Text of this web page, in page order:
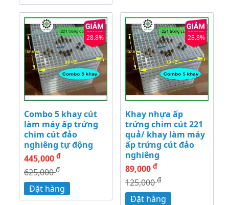
28.8%
Combo 5 khay cút
làm máy ấp trứng
chim cút đảo
nghiêng tự động
445,000 đ
625,000đ
Đặt hàng
28.8%
Khay nhựa ấp
trứng chim cút 221
quả/ khay làm máy
ấp trứng cút đảo
nghiêng
89,000 đ
125,000đ
Đặt hàng